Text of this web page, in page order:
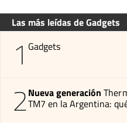
Las más leídas de Gadgets
1 Gadgets
2Nueva generación
TM7 en la Argentina: